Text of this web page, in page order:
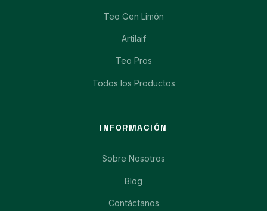
Teo Gen Limón
Artilaif
Teo Pros
Todos los Productos
INFORMACIÓN
Sobre Nosotros
Blog
Contáctanos